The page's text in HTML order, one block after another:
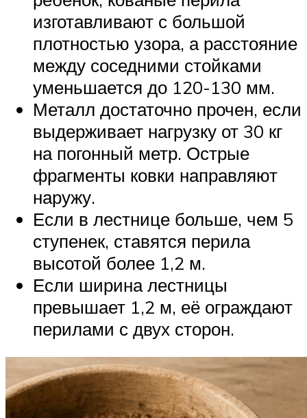
изготавливают с большой
плотностью узора, а расстояние
между соседними стойками
уменьшается до 120-130 мм.
Металл достаточно прочен, если
выдерживает нагрузку от 30 кг
на погонный метр. Острые
фрагменты ковки направляют
наружу.
Если в лестнице больше, чем 5
ступенек, ставятся перила
высотой более 1,2 м.
Если ширина лестницы
превышает 1,2 м, её ограждают
перилами с двух сторон.